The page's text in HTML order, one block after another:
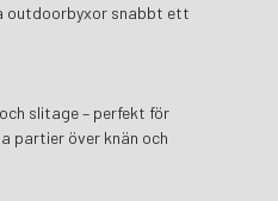
outdoorbyxor snabbt ett
slitage – perfekt för
partier över knän och